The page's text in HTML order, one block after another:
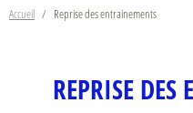
Accueil Reprise des entrainements
REPRISE